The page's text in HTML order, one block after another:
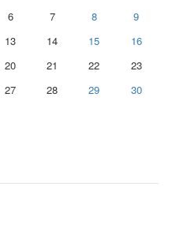
6 7 8
9
13 14 15
16
20 21 22
23
27 28 29
30